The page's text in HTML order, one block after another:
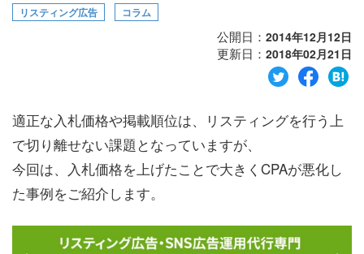
代理店の乗り換えをお考えの方
会社概要
お問い合わせ
リスティング広告 コラム
公開日： 2014年12月12日
更新日： 2018年02月21日
適正な入札価格や掲載順位は、リスティングを行う上
で切り離せない課題となっていますが、
今回は、入札価格を上げたことで大きくCPAが悪化し
た事例をご紹介します。